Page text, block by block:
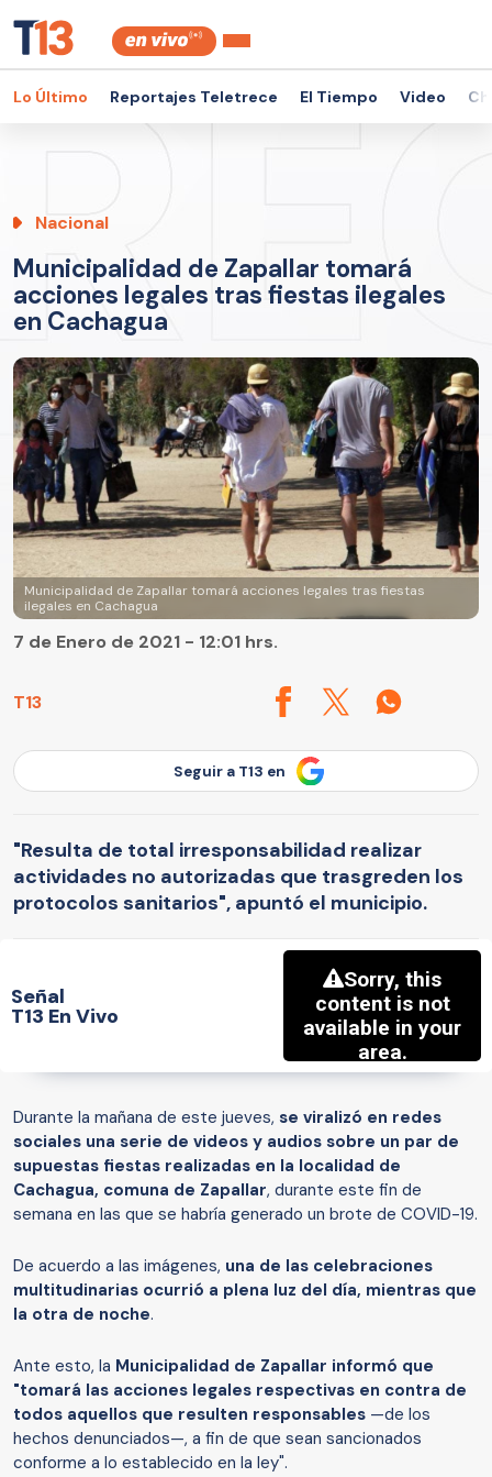
Lo Último Reportajes Teletrece El Tiempo Video
Nacional
Municipalidad de Zapallar tomará
acciones legales tras fiestas ilegales
en Cachagua
Municipalidad de Zapallar tomará acciones legales tras fiestas
ilegales en Cachagua
T13
7 de Enero de 2021 - 12:01 hrs.
Seguir a T13 en
"Resulta de total irresponsabilidad realizar
actividades no autorizadas que trasgreden los
protocolos sanitarios", apuntó el municipio.
Señal
T13 En Vivo
Durante la mañana de este jueves, se viralizó en redes
sociales una serie de videos y audios sobre un par de
supuestas fiestas realizadas en la localidad de
Cachagua, comuna de Zapallar, durante este fin de
semana en las que se habría generado un brote de COVID-19.
De acuerdo a las imágenes, una de las celebraciones
multitudinarias ocurrió a plena luz del día, mientras que
la otra de noche.
Ante esto, la Municipalidad de Zapallar informó que
"tomará las acciones legales respectivas en contra de
todos aquellos que resulten responsables —de los
hechos denunciados—, a fin de que sean sancionados
conforme a lo establecido en la ley".